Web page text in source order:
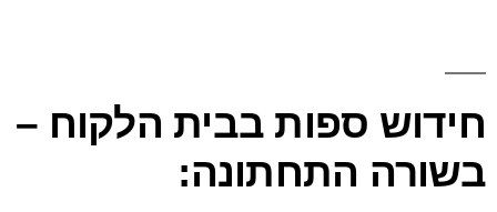
חידוש ספות בבית הלקוח –
בשורה התחתונה: